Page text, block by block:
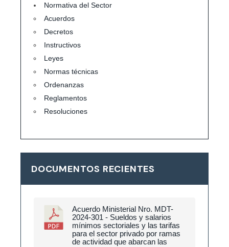
Normativa del Sector
Acuerdos
Decretos
Instructivos
Leyes
Normas técnicas
Ordenanzas
Reglamentos
Resoluciones
DOCUMENTOS RECIENTES
Acuerdo Ministerial Nro. MDT-
2024-301 - Sueldos y salarios
mínimos sectoriales y las tarifas
para el sector privado por ramas
de actividad que abarcan las